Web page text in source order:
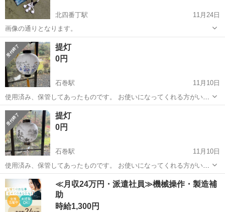
北四番丁駅
11月24日
画像の通りとなります。
宮城 仙台市 北四番丁駅
提灯
0円
石巻駅
11月10日
使用済み、保管してあったものです。 お使いになってくれる方がいら
っしゃいましたらよろしくお願いいたします。
宮城 石巻市 石巻駅
提灯
0円
石巻駅
11月10日
使用済み、保管してあったものです。 お使いになってくれる方がいら
っしゃいましたらよろしくお願いいたします。
宮城 石巻市 石巻駅 冠婚葬祭 提灯
≪月収24万円・派遣社員≫機械操作・製造補
助
時給1,300円